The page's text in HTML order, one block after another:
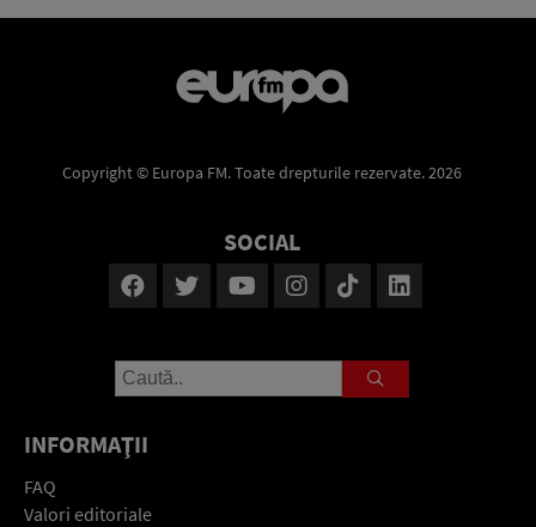
Copyright © Europa FM. Toate drepturile rezervate. 2026
SOCIAL
INFORMAŢII
FAQ
Valori editoriale